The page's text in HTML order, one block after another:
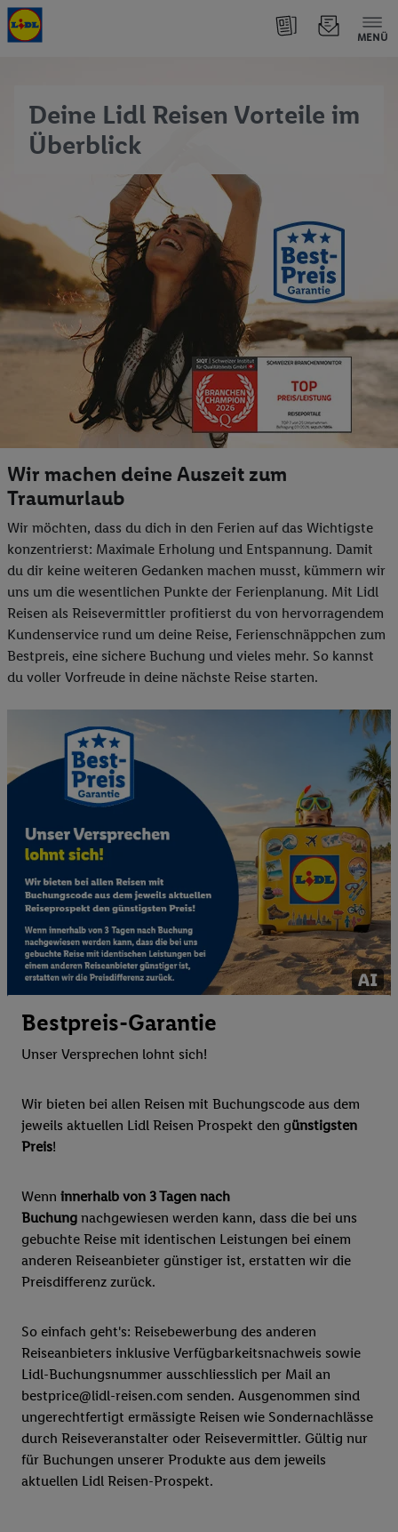
MENÜ
Deine Lidl Reisen Vorteile im
Überblick
Wir machen deine Auszeit zum
Traumurlaub
Wir möchten, dass du dich in den Ferien auf das Wichtigste
konzentrierst: Maximale Erholung und Entspannung. Damit
du dir keine weiteren Gedanken machen musst, kümmern wir
uns um die wesentlichen Punkte der Ferienplanung. Mit Lidl
Reisen als Reisevermittler profitierst du von hervorragendem
Kundenservice rund um deine Reise, Ferienschnäppchen zum
Bestpreis, eine sichere Buchung und vieles mehr. So kannst
du voller Vorfreude in deine nächste Reise starten.
Bestpreis-Garantie
Unser Versprechen lohnt sich!
Wir bieten bei allen Reisen mit Buchungscode aus dem
jeweils aktuellen Lidl Reisen Prospekt den günstigsten
Preis!
Wenn innerhalb von 3 Tagen nach
Buchung nachgewiesen werden kann, dass die bei uns
gebuchte Reise mit identischen Leistungen bei einem
anderen Reiseanbieter günstiger ist, erstatten wir die
Preisdifferenz zurück.
So einfach geht's: Reisebewerbung des anderen
Reiseanbieters inklusive Verfügbarkeitsnachweis sowie
Lidl-Buchungsnummer ausschliesslich per Mail an
bestprice@lidl-reisen.com senden. Ausgenommen sind
ungerechtfertigt ermässigte Reisen wie Sondernachlässe
durch Reiseveranstalter oder Reisevermittler. Gültig nur
für Buchungen unserer Produkte aus dem jeweils
aktuellen Lidl Reisen-Prospekt.